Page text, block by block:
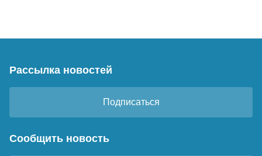
Рассылка новостей
Подписаться
Сообщить новость